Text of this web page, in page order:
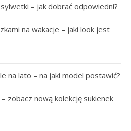
– jak dobrać odpowiedni?
na wakacje – jaki look jest
na lato – na jaki model postawić?
zobacz nową kolekcję sukienek